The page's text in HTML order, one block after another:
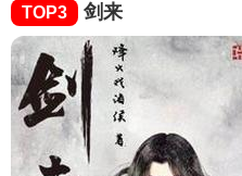
TOP3 剑来